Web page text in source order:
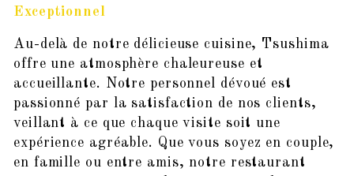
Exceptionnel
Au-delà de notre délicieuse cuisine, Tsushima
offre une atmosphère chaleureuse et
accueillante. Notre personnel dévoué est
passionné par la satisfaction de nos clients,
veillant à ce que chaque visite soit une
expérience agréable. Que vous soyez en couple,
en famille ou entre amis, notre restaurant